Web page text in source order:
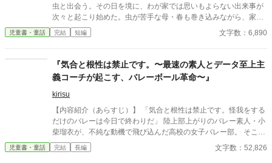
虫と出会う。その日を境に、わが家では思いもよらない出来事が
次々と起こり始めた。虫が苦手な母・春も巻き込みながら、家族
は小さな命と向き合っていく。笑って、驚いて、少しだけ心が温
かくなる、家族の物語。夏のある日、わが家にやってきた「相
児童書・童話 完結 短編 文字数：6,890
『気合と根性は禁止です。〜最速の素人とデータ至上主
義コーチが起こす、バレーボール革命〜』
kirisu
【内容紹介（あらすじ）】 「気合と根性は禁止です。怪我をする
だけのバレーは今日で終わりだ」 陸上部上がりのバレー素人・小
柴瑠衣が、不純な動機で飛び込んだ高校の女子バレー部。 そこは
先輩が引退し、すっかりお通夜状態の「終わっている」チームだ
った。 そんなポンコツチームにやってきたのは、ヨレヨレのジャ
児童書・童話 完結 長編 文字数：52,826